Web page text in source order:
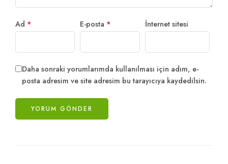
Ad * E-posta * İnternet sitesi
Daha sonraki yorumlarımda kullanılması için adım, e-
posta adresim ve site adresim bu tarayıcıya kaydedilsin.